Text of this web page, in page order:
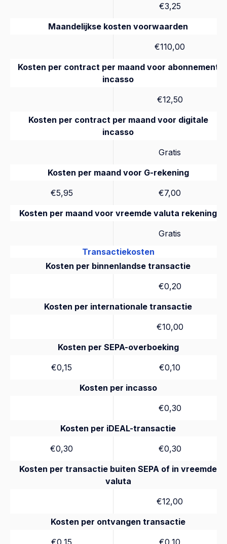
€3,25
Maandelijkse kosten voorwaarden
€110,00
Kosten per contract per maand voor abonnement
incasso
€12,50
Kosten per contract per maand voor digitale
incasso
Gratis
Kosten per maand voor G-rekening
€5,95
€7,00
Kosten per maand voor vreemde valuta rekening
Gratis
Transactiekosten
Kosten per binnenlandse transactie
€0,20
Kosten per internationale transactie
€10,00
Kosten per SEPA-overboeking
€0,15
€0,10
Kosten per incasso
€0,30
Kosten per iDEAL-transactie
€0,30
€0,30
Kosten per transactie buiten SEPA of in vreemde
valuta
€12,00
Kosten per ontvangen transactie
€0,15
€0,10